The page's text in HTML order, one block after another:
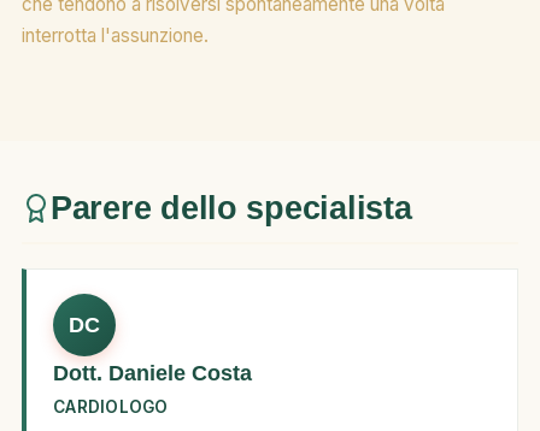
interrotta l'assunzione.
Parere dello specialista
DC
Dott. Daniele Costa
CARDIOLOGO